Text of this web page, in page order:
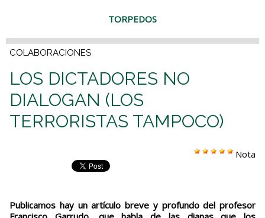
TORPEDOS
COLABORACIONES
LOS DICTADORES NO
DIALOGAN (LOS
TERRORISTAS TAMPOCO)
Nota
Publicamos hay un artículo breve y profundo del profesor